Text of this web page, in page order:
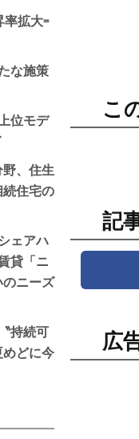
こ
記
広
拡大=
な施策
位モデ
、住生
住宅の
ェアハ
貸「ニ
ニーズ
持続可
どに今